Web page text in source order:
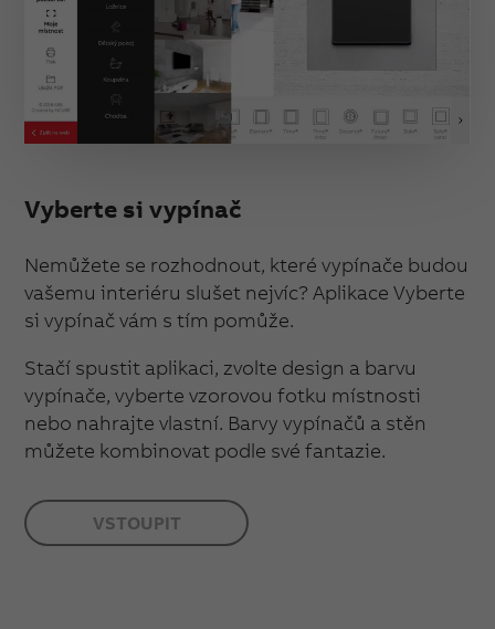
Vyberte si vypínač
Nemůžete se rozhodnout, které vypínače budou
vašemu interiéru slušet nejvíc? Aplikace Vyberte
si vypínač vám s tím pomůže.
Stačí spustit aplikaci, zvolte design a barvu
vypínače, vyberte vzorovou fotku místnosti
nebo nahrajte vlastní. Barvy vypínačů a stěn
můžete kombinovat podle své fantazie.
VSTOUPIT